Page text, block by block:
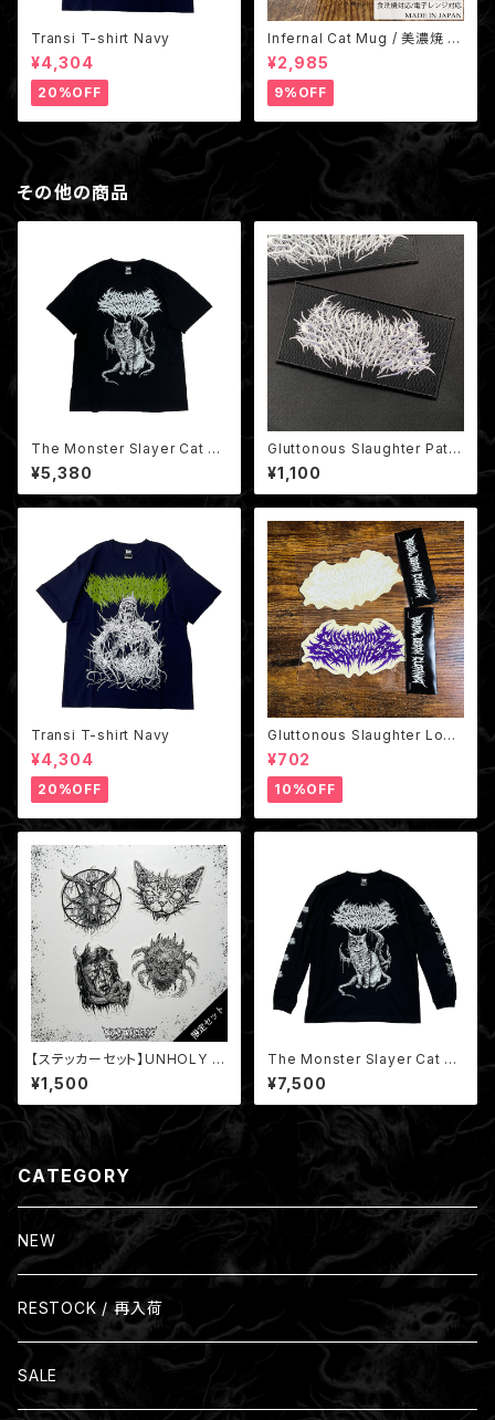
Transi T-shirt Navy
¥4,304
20%OFF
Infernal Cat Mug / 美濃焼 地
獄猫マグカップ 国産（非売品ス
テッカー付き）
¥2,985
9%OFF
その他の商品
The Monster Slayer Cat T-
shirt / モンスター猫
¥5,380
Gluttonous Slaughter Patc
h
¥1,100
Transi T-shirt Navy
¥4,304
20%OFF
Gluttonous Slaughter Logo
Big Sticker /クリアステッカー
¥702
10%OFF
【ステッカーセット】UNHOLY S
TICKERS SET
¥1,500
The Monster Slayer Cat Lo
ng Sleeve / モンスター猫
¥7,500
CATEGORY
NEW
RESTOCK / 再入荷
SALE